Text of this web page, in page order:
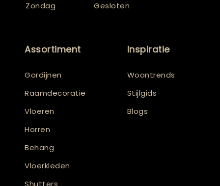
Zondag
Gesloten
Assortiment
Gordijnen
Raamdecoratie
Vloeren
Horren
Behang
Vloerkleden
Shutters
Inspiratie
Woontrends
Stijlgids
Blogs